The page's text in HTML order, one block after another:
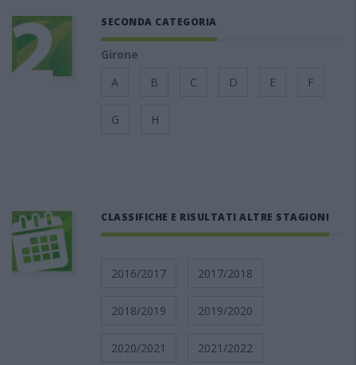
SECONDA CATEGORIA
Girone
A
B C D E F
G H
CLASSIFICHE E RISULTATI ALTRE STAGIONI
2016/2017 2017/2018
2018/2019 2019/2020
2020/2021 2021/2022